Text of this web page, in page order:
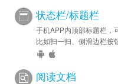
状态栏/标题栏
手机APP内顶部标题栏，
比如扫一扫、侧滑边栏按钮
阅读文档